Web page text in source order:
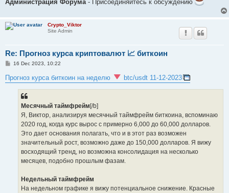
Администрация Форума- Присоединяйтесь к обсуждению
Crypto_Viktor
Site Admin
Re: Прогноз курса криптовалют 📈 биткоин
P
t
16 Dec 2023, 10:22
Прогноз курса биткоин на неделю btc/usdt 11-12-2023
Месячный таймфрейм [/b]
Я, Виктор, анализируя месячный таймфрейм биткоина, вспоминаю
2020 год, когда курс вырос с примерно 6,000 до 60,000 долларов.
Это дает основания полагать, что и в этот раз возможен
значительный рост, возможно даже до 150,000 долларов. Я вижу
восходящий тренд, но возможна консолидация на несколько
месяцев, подобно прошлым фазам.
Недельный таймфрейм
На недельном графике я вижу потенциальное снижение. Красные